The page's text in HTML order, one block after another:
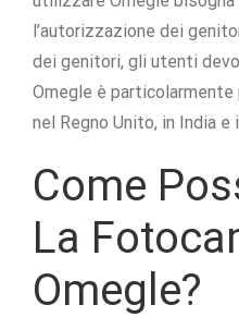
l’autorizzazione dei
dei genitori, gli utenti
Omegle è
nel Regno Unito, in India e
Come
La
Omegle?